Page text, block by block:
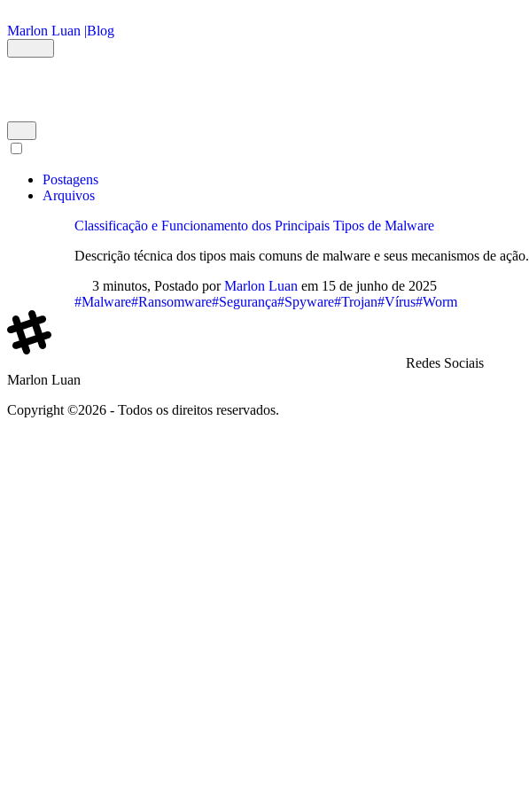
Marlon Luan |Blog
Postagens
Arquivos
Classificação e Funcionamento dos Principais Tipos de Malware
Descrição técnica dos tipos mais comuns de malware e seus mecanismos de ação.
3 minutos, Postado porMarlon Luan em 15 de junho de 2025
#Malware#Ransomware#Segurança#Spyware#Trojan#Vírus#Worm
Marlon Luan
Copyright ©2026 - Todos os direitos reservados.
Redes Sociais